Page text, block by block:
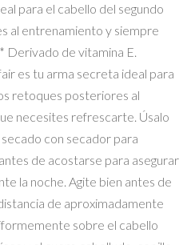
para el cabello del segundo
al entrenamiento y siempre
Derivado de vitamina E.
es tu arma secreta ideal para
retoques posteriores al
necesites refrescarte. Úsalo
con secador para
de acostarse para asegurar
la noche. Agite bien antes de
de aproximadamente
sobre el cabello